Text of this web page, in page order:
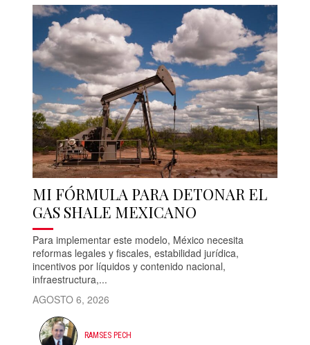
MI FÓRMULA PARA DETONAR EL
GAS SHALE MEXICANO
Para implementar este modelo, México necesita
reformas legales y fiscales, estabilidad jurídica,
incentivos por líquidos y contenido nacional,
infraestructura,...
AGOSTO 6, 2026
RAMSES PECH